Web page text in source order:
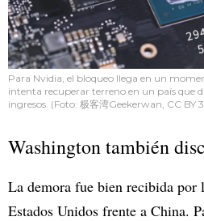
Para Nvidia, el bloqueo llega en un
intenta recuperar terreno en un país que
ingresos. (Foto: 极客湾Geekerwan, CC
Washington también
La demora fue bien recibida por
Estados Unidos frente a China.